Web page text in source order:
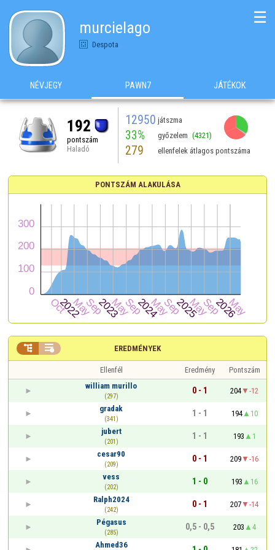
murcielago
Despota
☰
NÉVJEGY PAWN7 JÁTÉKOK
192
pontszám
Haladó
12950 játszma
33% győzelem (4321)
279 ellenfelek átlagos pontszáma
PONTSZÁM ALAKULÁSA
EREDMÉNYEK
 
Ellenfél Eredmény
Pontszám
william murillo
(297)
0 - 1 204
-12
gradak
(341)
1 - 1 194
10
jubert
(201)
1 - 1 193
1
cesar90
(209)
0 - 1 209
-16
vess
(202)
1 - 0 193
16
Ralph2024
(242)
0 - 1 207
-14
Pégasus
(285)
0,5 - 0,5 203
4
Ahmed36